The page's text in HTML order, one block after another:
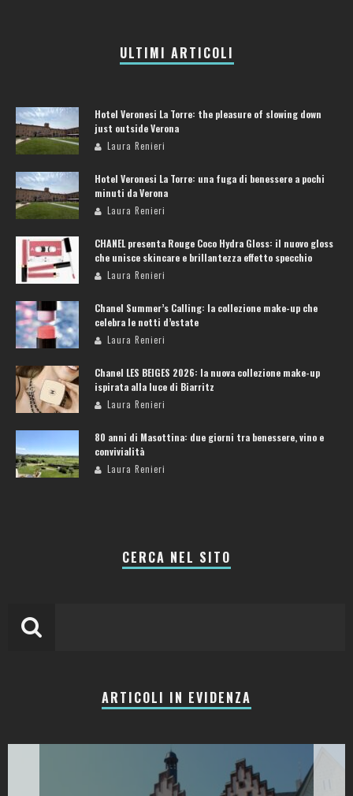
ULTIMI ARTICOLI
Hotel Veronesi La Torre: the pleasure of slowing down
just outside Verona
Laura Renieri
Hotel Veronesi La Torre: una fuga di benessere a pochi
minuti da Verona
Laura Renieri
CHANEL presenta Rouge Coco Hydra Gloss: il nuovo gloss
che unisce skincare e brillantezza effetto specchio
Laura Renieri
Chanel Summer’s Calling: la collezione make-up che
celebra le notti d’estate
Laura Renieri
Chanel LES BEIGES 2026: la nuova collezione make-up
ispirata alla luce di Biarritz
Laura Renieri
80 anni di Masottina: due giorni tra benessere, vino e
convivialità
Laura Renieri
CERCA NEL SITO
ARTICOLI IN EVIDENZA